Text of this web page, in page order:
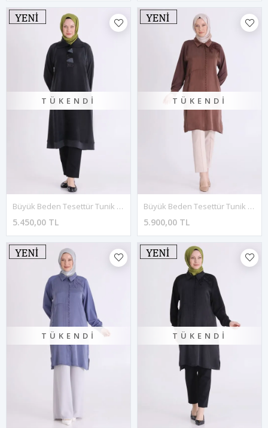
TÜKENDI
Büyük Beden Tesettür Tunik 20145 Siyah
5.450,00 TL
TÜKENDI
Büyük Beden Tesettür Tunik 23042 Kahve
5.900,00 TL
TÜKENDI TÜKENDI